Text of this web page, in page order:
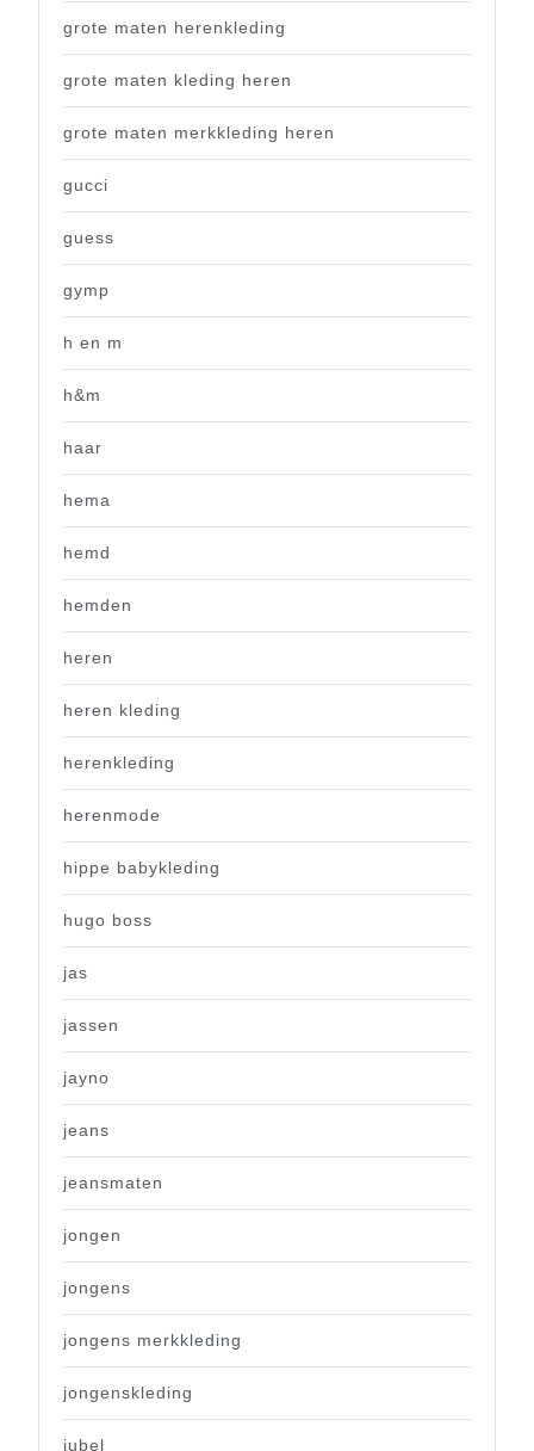
grote maten herenkleding
grote maten kleding heren
grote maten merkkleding heren
gucci
guess
gymp
h en m
h&m
haar
hema
hemd
hemden
heren
heren kleding
herenkleding
herenmode
hippe babykleding
hugo boss
jas
jassen
jayno
jeans
jeansmaten
jongen
jongens
jongens merkkleding
jongenskleding
jubel